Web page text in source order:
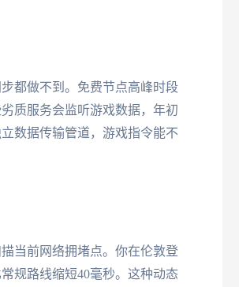
都做不到。免费节点高峰时段
质服务会监听游戏数据，年初
数据传输管道，游戏指令能不
当前网络拥堵点。你在伦敦登
规路线缩短40毫秒。这种动态